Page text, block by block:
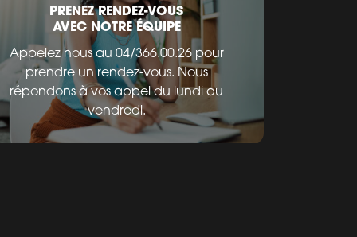
PRENEZ RENDEZ-VOUS
AVEC NOTRE ÉQUIPE
Appelez nous au 04/366.00.26 pour
prendre un rendez-vous. Nous
répondons à vos appel du lundi au
vendredi.